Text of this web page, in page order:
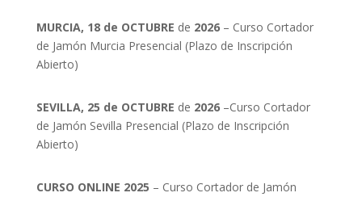
MURCIA, 18 de OCTUBRE de 2026– Curso Cortador
de Jamón Murcia Presencial (Plazo de Inscripción
Abierto)
SEVILLA, 25 de OCTUBRE de 2026–Curso Cortador
de Jamón Sevilla Presencial (Plazo de Inscripción
Abierto)
CURSO ONLINE 2025 – Curso Cortador de Jamón